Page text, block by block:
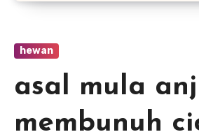
hewan
asal mula
membunuh